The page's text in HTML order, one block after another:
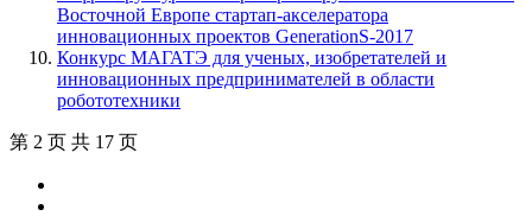
Восточной Европе стартап-акселератора
инновационных проектов GenerationS-2017
Конкурс МАГАТЭ для ученых, изобретателей и
инновационных предпринимателей в области
робототехники
第 2 页 共 17 页